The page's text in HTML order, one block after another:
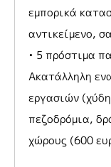
εμπορικά
αντικείμενο,
• 5 πρόστιμα
Ακατάλληλη
εργασιών
πεζοδρόμια,
χώρους (600